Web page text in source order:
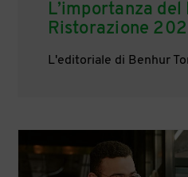
L’importanza
Ristorazione
L'editoriale di Benhur